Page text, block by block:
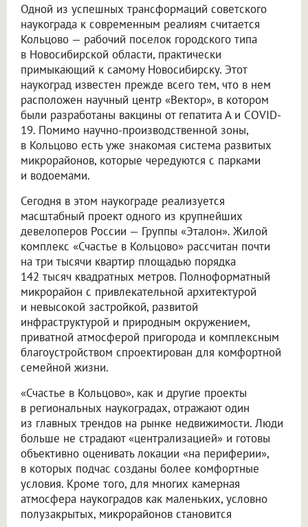
Одной из успешных трансформаций советского
наукограда к современным реалиям считается
Кольцово — рабочий поселок городского типа
в Новосибирской области, практически
примыкающий к самому Новосибирску. Этот
наукоград известен прежде всего тем, что в нем
расположен научный центр «Вектор», в котором
были разработаны вакцины от гепатита А и COVID-
19. Помимо научно-производственной зоны,
в Кольцово есть уже знакомая система развитых
микрорайонов, которые чередуются с парками
и водоемами.
Сегодня в этом наукограде реализуется
масштабный проект одного из крупнейших
девелоперов России — Группы «Эталон». Жилой
комплекс «Счастье в Кольцово» рассчитан почти
на три тысячи квартир площадью порядка
142 тысяч квадратных метров. Полноформатный
микрорайон с привлекательной архитектурой
и невысокой застройкой, развитой
инфраструктурой и природным окружением,
приватной атмосферой пригорода и комплексным
благоустройством спроектирован для комфортной
семейной жизни.
«Счастье в Кольцово», как и другие проекты
в региональных наукоградах, отражают один
из главных трендов на рынке недвижимости. Люди
больше не страдают «централизацией» и готовы
объективно оценивать локации «на периферии»,
в которых подчас созданы более комфортные
условия. Кроме того, для многих камерная
атмосфера наукоградов как маленьких, условно
полузакрытых, микрорайонов становится